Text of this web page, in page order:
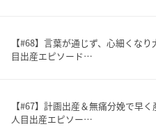
【#68】言葉が通じず、心細くな
目出産エピソード…
【#67】計画出産＆無痛分娩で早
人目出産エピソー…